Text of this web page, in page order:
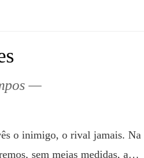
sem meias medidas, a…